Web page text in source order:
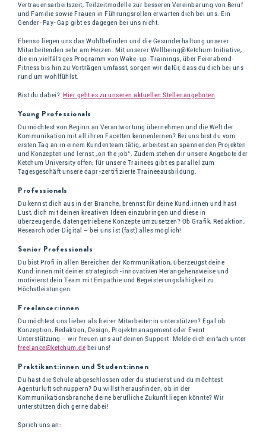
Vertrauensarbeitszeit, Teilzeitmodelle zur besseren Vereinbarung von Beruf
und Familie sowie Frauen in Führungsrollen erwarten dich bei uns. Ein
Gender-Pay-Gap gibt es dagegen bei uns nicht.
Ebenso liegen uns das Wohlbefinden und die Gesunderhaltung unserer
Mitarbeitenden sehr am Herzen. Mit unserer Wellbeing@Ketchum Initiative,
die ein vielfältiges Programm von Wake-up-Trainings, über Feierabend-
Fitness bis hin zu Vorträgen umfasst, sorgen wir dafür, dass du dich bei uns
rund um wohlfühlst.
Bist du dabei? Hier geht es zu unseren aktuellen Stellenangeboten
Young Professionals
Du möchtest von Beginn an Verantwortung übernehmen und die Welt der
Kommunikation mit all ihren Facetten kennenlernen? Bei uns bist du vom
ersten Tag an in einem Kundenteam tätig, arbeitest an spannenden Projekten
und Konzepten und lernst „on the job“. Zudem stehen dir unsere Angebote der
Ketchum University offen; für unsere Trainees gibt es parallel zum
Tagesgeschäft unsere dapr-zertifizierte Traineeausbildung.
Professionals
Du kennst dich aus in der Branche, brennst für deine Kund:innen und hast
Lust, dich mit deinen kreativen Ideen einzubringen und diese in
überzeugende, datengetriebene Konzepte umzusetzen? Ob Grafik, Redaktion,
Research oder Digital – bei uns ist (fast) alles möglich!
Senior Professionals
Du bist Profi in allen Bereichen der Kommunikation, überzeugst deine
Kund:innen mit deiner strategisch-innovativen Herangehensweise und
motivierst dein Team mit Empathie und Begeisterungsfähigkeit zu
Höchstleistungen.
Freelancer:innen
Du möchtest uns lieber als frei:er Mitarbeiter:in unterstützen? Egal ob
Konzeption, Redaktion, Design, Projektmanagement oder Event
Unterstützung – wir freuen uns auf deinen Support. Melde dich einfach unter
freelance@ketchum.de bei uns!
Praktikant:innen und Student:innen
Du hast die Schule abgeschlossen oder du studierst und du möchtest
Agenturluft schnuppern? Du willst herausfinden, ob in der
Kommunikationsbranche deine berufliche Zukunft liegen könnte? Wir
unterstützen dich gerne dabei!
Sprich uns an: